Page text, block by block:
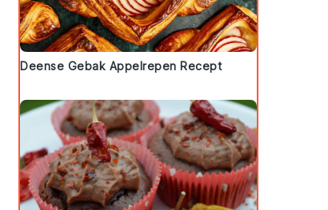
Deense Gebak Appelrepen Recept